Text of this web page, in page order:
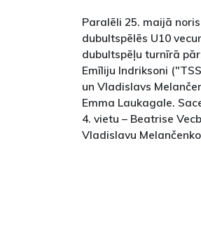
Paralēli 25. maijā
dubultspēlēs U10
dubultspēļu turnīrā
Emīliju Indriksoni
un Vladislavs
Emma Laukagale.
4. vietu – Beatrise
Vladislavu